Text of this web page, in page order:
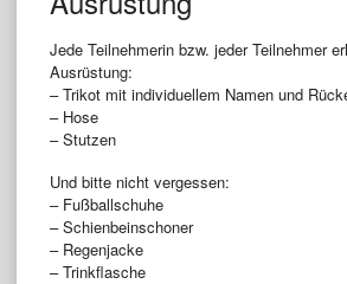
Jede Teilnehmerin bzw. jeder Teilnehmer
Ausrüstung:
– Trikot mit individuellem Namen und
– Hose
– Stutzen
Und bitte nicht vergessen:
– Fußballschuhe
– Schienbeinschoner
– Regenjacke
– Trinkflasche